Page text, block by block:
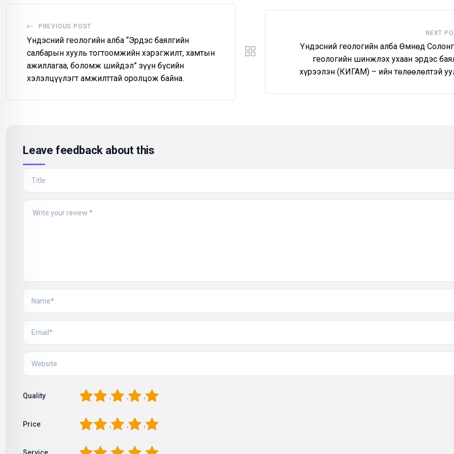
PREVIOUS POST
Үндэсний геологийн алба “Эрдэс баялгийн
салбарын хууль тогтоомжийн хэрэгжилт, хамтын
ажиллагаа, боломж шийдэл” зүүн бүсийн
хэлэлцүүлэгт амжилттай оролцож байна.
NEXT
Үндэсний геологийн алба Өмнөд
геологийн шинжлэх ухаан эрдэс
хүрээлэн (КИГАМ) – ийн төлөөлөлтэй
Leave feedback about this
Quality 5
4
3
2
Price 5
4
3
2